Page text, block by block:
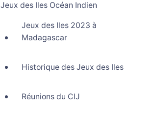
Jeux des Iles Océan Indien
Jeux des Iles 2023 à
Madagascar
Historique des Jeux des Iles
Réunions du CIJ